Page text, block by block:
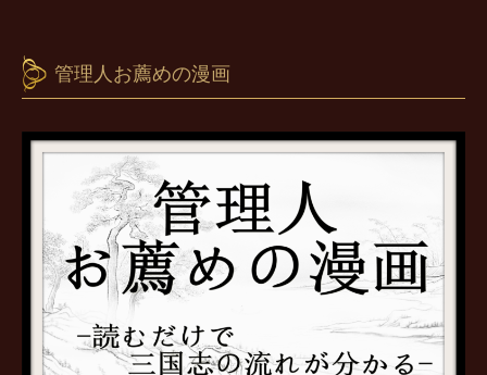
管理人お薦めの漫画